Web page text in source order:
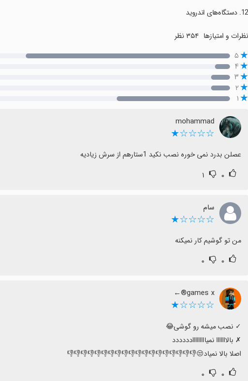
نظرات و امتیازها
۵
۴
۳
۲
۱
mohammad
☆☆☆☆★
عصلن بدرد نمی خوره نصب نکید 1ستارهم از سرش زیادیه
۰ ۱
سام
☆☆☆☆★
من تو گوشیم کار نمیکنه
۰ ۰
games x®←
☆☆☆☆★
اصلا بالا نمیاد😒👎👎👎👎👎👎👎👎👎👎👎👎👎👎👎👎👎👎👎
۰ ۰